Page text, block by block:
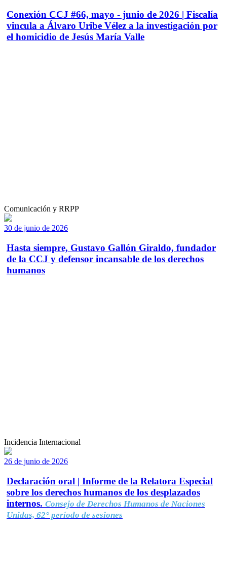
Conexión CCJ #66, mayo - junio de 2026 | Fiscalía
vincula a Álvaro Uribe Vélez a la investigación por
el homicidio de Jesús María Valle
Comunicación y RRPP
30 de junio de 2026
Hasta siempre, Gustavo Gallón Giraldo, fundador
de la CCJ y defensor incansable de los derechos
humanos
Incidencia Internacional
26 de junio de 2026
Declaración oral | Informe de la Relatora Especial
sobre los derechos humanos de los desplazados
internos. Consejo de Derechos Humanos de Naciones
Unidas, 62° período de sesiones